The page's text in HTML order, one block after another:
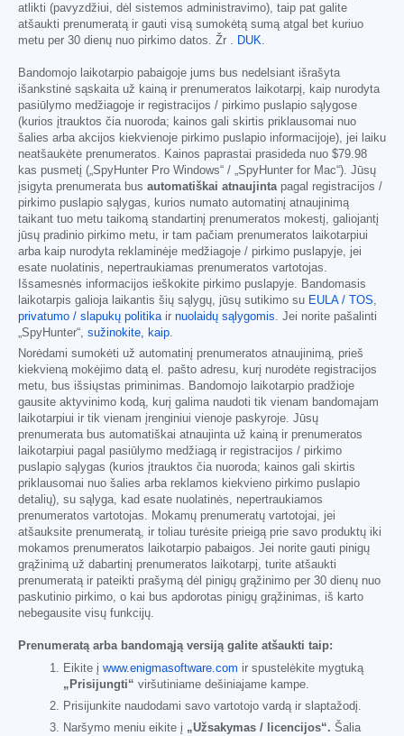
atlikti (pavyzdžiui, dėl sistemos administravimo), taip pat galite
atšaukti prenumeratą ir gauti visą sumokėtą sumą atgal bet kuriuo
metu per 30 dienų nuo pirkimo datos. Žr . DUK.
Bandomojo laikotarpio pabaigoje jums bus nedelsiant išrašyta
išankstinė sąskaita už kainą ir prenumeratos laikotarpį, kaip nurodyta
pasiūlymo medžiagoje ir registracijos / pirkimo puslapio sąlygose
(kurios įtrauktos čia nuoroda; kainos gali skirtis priklausomai nuo
šalies arba akcijos kiekvienoje pirkimo puslapio informacijoje), jei laiku
neatšaukėte prenumeratos. Kainos paprastai prasideda nuo $79.98
kas pusmetį („SpyHunter Pro Windows“ / „SpyHunter for Mac“). Jūsų
įsigyta prenumerata bus automatiškai atnaujintapagal registracijos /
pirkimo puslapio sąlygas, kurios numato automatinį atnaujinimą
taikant tuo metu taikomą standartinį prenumeratos mokestį, galiojantį
jūsų pradinio pirkimo metu, ir tam pačiam prenumeratos laikotarpiui
arba kaip nurodyta reklaminėje medžiagoje / pirkimo puslapyje, jei
esate nuolatinis, nepertraukiamas prenumeratos vartotojas.
Išsamesnės informacijos ieškokite pirkimo puslapyje. Bandomasis
laikotarpis galioja laikantis šių sąlygų, jūsų sutikimo su EULA / TOS,
privatumo / slapukų politikair nuolaidų sąlygomis. Jei norite pašalinti
„SpyHunter“, sužinokite, kaip.
Norėdami sumokėti už automatinį prenumeratos atnaujinimą, prieš
kiekvieną mokėjimo datą el. pašto adresu, kurį nurodėte registracijos
metu, bus išsiųstas priminimas. Bandomojo laikotarpio pradžioje
gausite aktyvinimo kodą, kurį galima naudoti tik vienam bandomajam
laikotarpiui ir tik vienam įrenginiui vienoje paskyroje. Jūsų
prenumerata bus automatiškai atnaujinta už kainą ir prenumeratos
laikotarpiui pagal pasiūlymo medžiagą ir registracijos / pirkimo
puslapio sąlygas (kurios įtrauktos čia nuoroda; kainos gali skirtis
priklausomai nuo šalies arba reklamos kiekvieno pirkimo puslapio
detalių), su sąlyga, kad esate nuolatinės, nepertraukiamos
prenumeratos vartotojas. Mokamų prenumeratų vartotojai, jei
atšauksite prenumeratą, ir toliau turėsite prieigą prie savo produktų iki
mokamos prenumeratos laikotarpio pabaigos. Jei norite gauti pinigų
grąžinimą už dabartinį prenumeratos laikotarpį, turite atšaukti
prenumeratą ir pateikti prašymą dėl pinigų grąžinimo per 30 dienų nuo
paskutinio pirkimo, o kai bus apdorotas pinigų grąžinimas, iš karto
nebegausite visų funkcijų.
Prenumeratą arba bandomąją versiją galite atšaukti taip:
Eikite į www.enigmasoftware.com ir spustelėkite mygtuką
„Prisijungti“ viršutiniame dešiniajame kampe.
Prisijunkite naudodami savo vartotojo vardą ir slaptažodį.
Naršymo meniu eikite į „Užsakymas / licencijos“. Šalia